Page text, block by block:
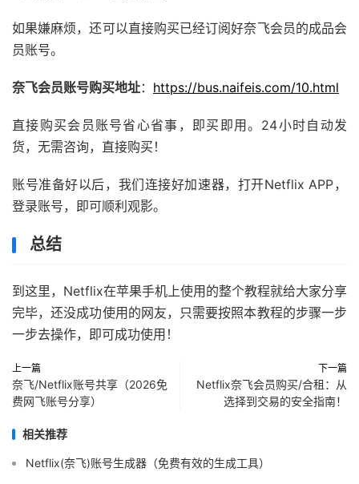
如果嫌麻烦，还可以直接购买已经订阅好奈飞会员的成品会
员账号。
奈飞会员账号购买地址： https://bus.naifeis.com/10.html
直接购买会员账号省心省事，即买即用。24小时自动发
货，无需咨询，直接购买！
账号准备好以后，我们连接好加速器，打开Netflix APP，
登录账号，即可顺利观影。
总结
到这里，Netflix在苹果手机上使用的整个教程就给大家分享
完毕，还没成功使用的网友，只需要按照本教程的步骤一步
一步去操作，即可成功使用！
上一篇
奈飞/Netflix账号共享（2026免
费网飞账号分享）
下一篇
Netflix奈飞会员购买/合租：从
选择到交易的安全指南！
相关推荐
Netflix(奈飞)账号生成器（免费有效的生成工具）